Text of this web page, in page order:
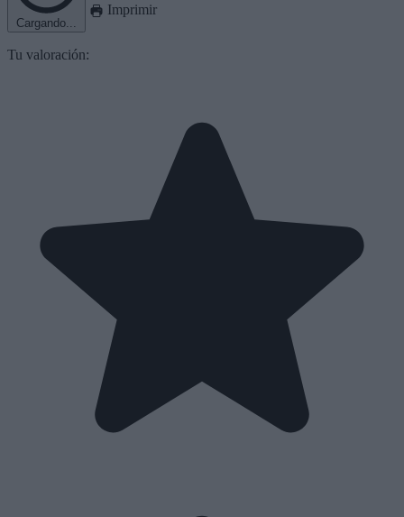
Cargando...
Imprimir
Tu valoración: